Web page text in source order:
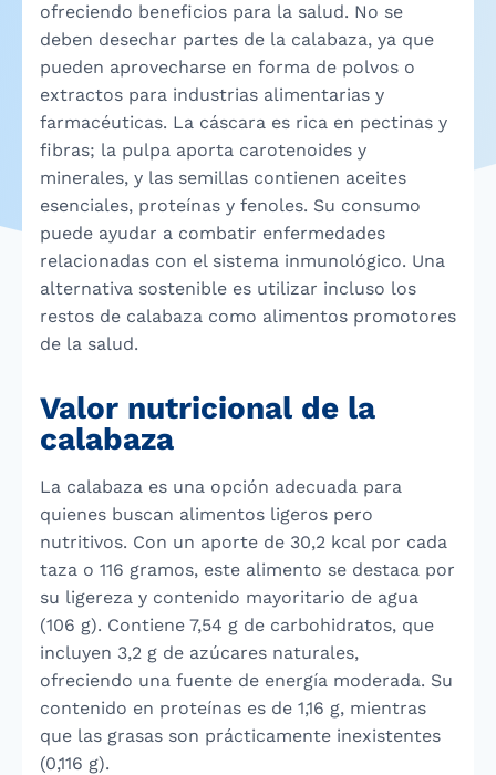
ofreciendo beneficios para la salud. No se
deben desechar partes de la calabaza, ya que
pueden aprovecharse en forma de polvos o
extractos para industrias alimentarias y
farmacéuticas. La cáscara es rica en pectinas y
fibras; la pulpa aporta carotenoides y
minerales, y las semillas contienen aceites
esenciales, proteínas y fenoles. Su consumo
puede ayudar a combatir enfermedades
relacionadas con el sistema inmunológico. Una
alternativa sostenible es utilizar incluso los
restos de calabaza como alimentos promotores
de la salud.
Valor nutricional de la
calabaza
La calabaza es una opción adecuada para
quienes buscan alimentos ligeros pero
nutritivos. Con un aporte de 30,2 kcal por cada
taza o 116 gramos, este alimento se destaca por
su ligereza y contenido mayoritario de agua
(106 g). Contiene 7,54 g de carbohidratos, que
incluyen 3,2 g de azúcares naturales,
ofreciendo una fuente de energía moderada. Su
contenido en proteínas es de 1,16 g, mientras
que las grasas son prácticamente inexistentes
(0,116 g).